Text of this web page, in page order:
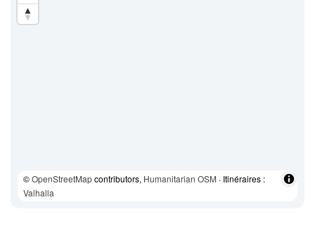
©OpenStreetMapcontributors, Humanitarian OSM · Itinéraires :
Valhalla